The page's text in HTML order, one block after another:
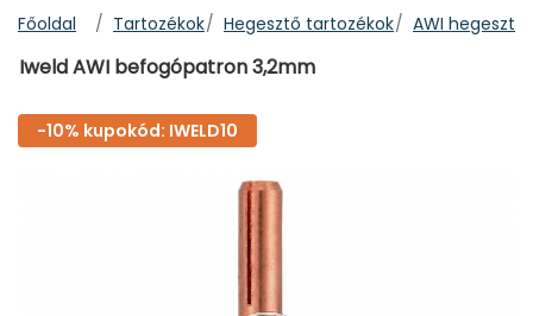
Főoldal Tartozékok Hegesztő tartozékok AWI
Iweld AWI befogópatron 3,2mm
-10% kupokód: IWELD10